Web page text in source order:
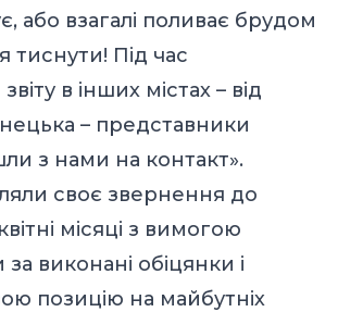
або взагалі поливає брудом
тиснути! Під час
в інших містах – від
– представники
з нами на контакт».
своє звернення до
місяці з вимогою
за виконані обіцянки і
позицію на майбутніх